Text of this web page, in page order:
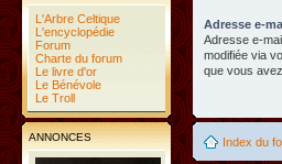
L'Arbre Celtique
L'encyclopédie
Forum
Charte du forum
Le livre d'or
Le Bénévole
Le Troll
ANNONCES
Adresse e-
Adresse e-
modifiée via
que vous
Index du